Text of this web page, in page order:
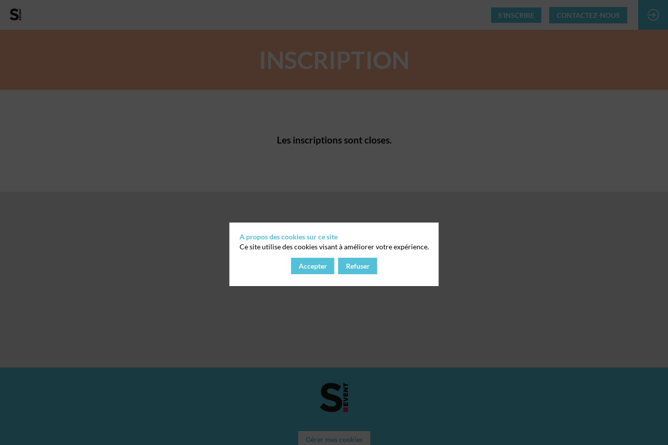
S'INSCRIRE CONTACTEZ-NOUS
INSCRIPTION
Les inscriptions sont closes.
Gérer mes cookies
A propos des cookies sur ce site
Ce site utilise des cookies visant à améliorer votre expérience.
Accepter Refuser